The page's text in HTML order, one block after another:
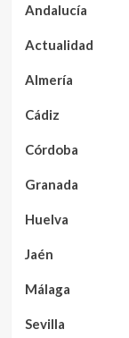
Andalucía
Actualidad
Almería
Cádiz
Córdoba
Granada
Huelva
Jaén
Málaga
Sevilla